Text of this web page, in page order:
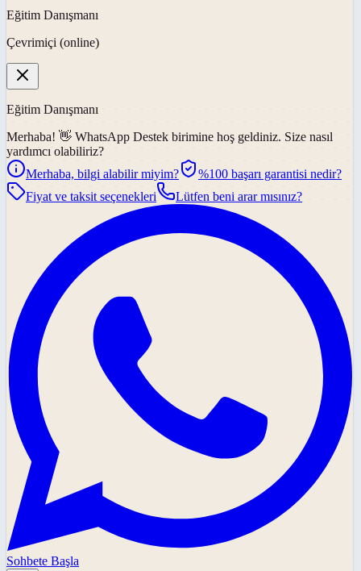
Eğitim Danışmanı
Çevrimiçi (online)
Eğitim Danışmanı
Merhaba! 👋 WhatsApp Destek birimine hoş geldiniz. Size nasıl
yardımcı olabiliriz?
Merhaba, bilgi alabilir miyim?
%100 başarı garantisi nedir?
Fiyat ve taksit seçenekleri
Lütfen beni arar mısınız?
Sohbete Başla